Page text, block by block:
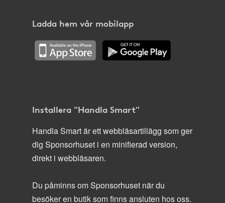
Ladda hem vår mobilapp
Installera "Handla Smart"
Handla Smart är ett webbläsartillägg som ger
dig Sponsorhuset i en minifierad version,
direkt i webbläsaren.
Du påminns om Sponsorhuset när du
besöker en butik som finns ansluten hos oss.